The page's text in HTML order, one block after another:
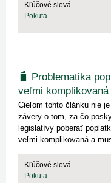
Kľúčové slová
Pokuta
Problematika
veľmi komplikovaná
Cieľom tohto článku nie
závery o tom, za čo
legislatívy poberať
veľmi komplikovaná a
Kľúčové slová
Pokuta